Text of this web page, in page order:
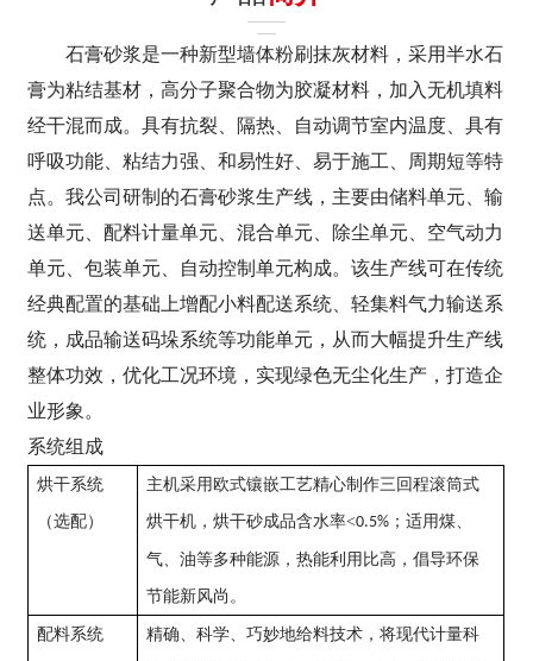
石膏砂浆是一种新型墙体粉刷抹灰材料，采用半水石
膏为粘结基材，高分子聚合物为胶凝材料，加入无机填料
经干混而成。具有抗裂、隔热、自动调节室内温度、具有
呼吸功能、粘结力强、和易性好、易于施工、周期短等特
点。我公司研制的石膏砂浆生产线，主要由储料单元、输
送单元、配料计量单元、混合单元、除尘单元、空气动力
单元、包装单元、自动控制单元构成。该生产线可在传统
经典配置的基础上增配小料配送系统、轻集料气力输送系
统，成品输送码垛系统等功能单元，从而大幅提升生产线
整体功效，优化工况环境，实现绿色无尘化生产，打造企
业形象。
系统组成
烘干系统
（选配）
主机采用欧式镶嵌工艺精心制作三回程滚筒式
烘干机，烘干砂成品含水率<0.5% ；适用煤、
气、油等多种能源，热能利用比高，倡导环保
节能新风尚。
配料系统 精确、科学、巧妙地给料技术，将现代计量科